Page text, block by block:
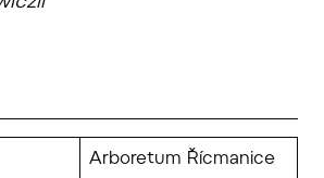
Arboretum Řícmanice